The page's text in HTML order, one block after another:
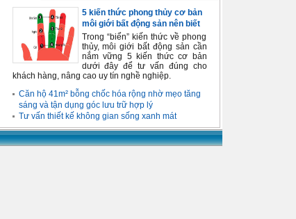
5 kiến thức phong thủy cơ bản
môi giới bất động sản nên biết
Trong “biển” kiến thức về phong
thủy, môi giới bất động sản cần
nắm vững 5 kiến thức cơ bản
dưới đây để tư vấn đúng cho
khách hàng, nâng cao uy tín nghề nghiệp.
Căn hộ 41m² bỗng chốc hóa rộng nhờ mẹo tăng
sáng và tận dụng góc lưu trữ hợp lý
Tư vấn thiết kế không gian sống xanh mát